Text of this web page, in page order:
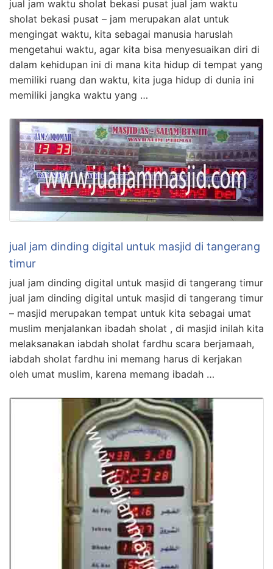
jual jam waktu sholat bekasi pusat jual jam waktu
sholat bekasi pusat – jam merupakan alat untuk
mengingat waktu, kita sebagai manusia haruslah
mengetahui waktu, agar kita bisa menyesuaikan diri di
dalam kehidupan ini di mana kita hidup di tempat yang
memiliki ruang dan waktu, kita juga hidup di dunia ini
memiliki jangka waktu yang …
jual jam dinding digital untuk masjid di tangerang
timur
jual jam dinding digital untuk masjid di tangerang timur
jual jam dinding digital untuk masjid di tangerang timur
– masjid merupakan tempat untuk kita sebagai umat
muslim menjalankan ibadah sholat , di masjid inilah kita
melaksanakan iabdah sholat fardhu scara berjamaah,
iabdah sholat fardhu ini memang harus di kerjakan
oleh umat muslim, karena memang ibadah …